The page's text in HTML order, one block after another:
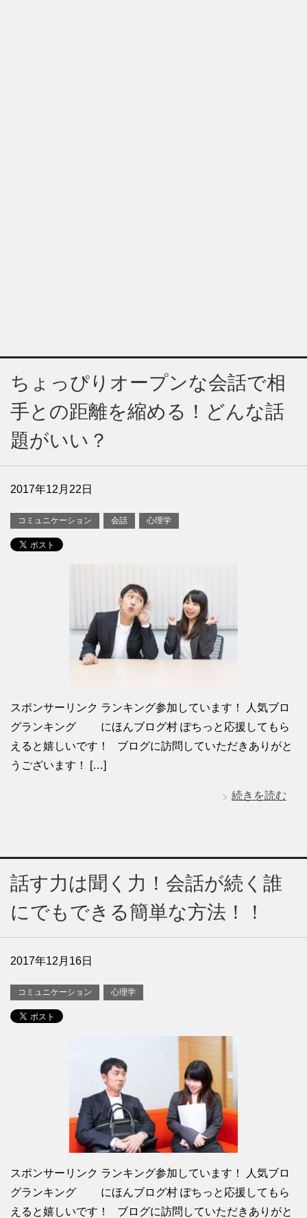
ちょっぴりオープンな会話で相
手との距離を縮める！どんな話
題がいい？
2017年12月22日
コミュニケーション 会話 心理学
スポンサーリンク ランキング参加しています！ 人気ブロ
グランキング にほんブログ村 ぽちっと応援してもら
えると嬉しいです！ ブログに訪問していただきありがと
うございます！ […]
続きを読む
話す力は聞く力！会話が続く誰
にでもできる簡単な方法！！
2017年12月16日
コミュニケーション 心理学
スポンサーリンク ランキング参加しています！ 人気ブロ
グランキング にほんブログ村 ぽちっと応援してもら
えると嬉しいです！ ブログに訪問していただきありがと